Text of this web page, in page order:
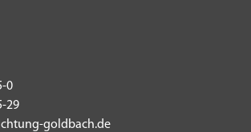
0
29
goldbach.de